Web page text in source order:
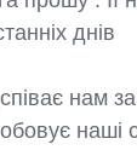
днів
нам за
наші